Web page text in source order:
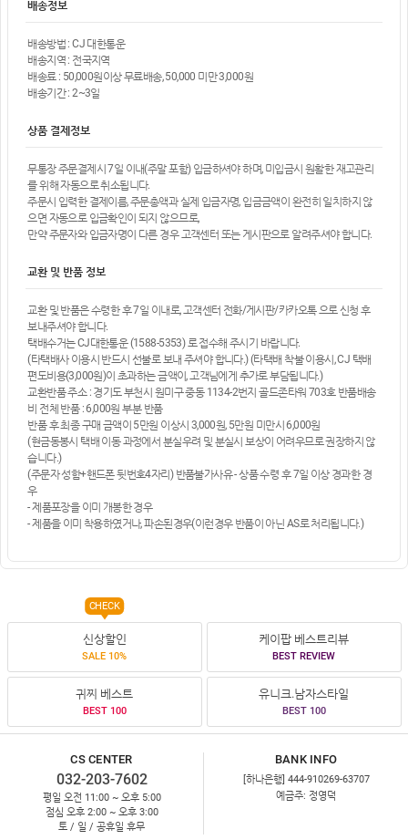
배송정보
배송방법 : CJ 대한통운
배송지역 : 전국지역
배송료 : 50,000원이상 무료배송, 50,000 미만 3,000원
배송기간 : 2~3일
상품 결제정보
무통장 주문결제시 7일 이내(주말 포함) 입금하셔야 하며, 미입금시 원활한 재고관리
를 위해 자동으로 취소됩니다.
주문시 입력한 결제이름, 주문총액과 실제 입금자명, 입금금액이 완전히 일치하지 않
으면 자동으로 입금확인이 되지 않으므로,
만약 주문자와 입금자명이 다른 경우 고객센터 또는 게시판으로 알려주셔야 합니다.
교환 및 반품 정보
교환 및 반품은 수령한 후 7일 이내로, 고객센터 전화/게시판/카카오톡 으로 신청 후
보내주셔야 합니다.
택배수거는 CJ대한통운 (1588-5353) 로 접수해 주시기 바랍니다.
(타택배사 이용시 반드시 선불로 보내 주셔야 합니다.) (타택배 착불 이용시, CJ 택배
편도비용(3,000원)이 초과하는 금액이, 고객님에게 추가로 부담됩니다.)
교환반품 주소 : 경기도 부천시 원미구 중동 1134-2번지 골드존타워 703호 반품배송
비 전체 반품 : 6,000원 부분 반품
반품 후 최종 구매 금액이 5만원 이상시 3,000원, 5만원 미만시 6,000원
(현금동봉시 택배 이동 과정에서 분실우려 및 분실시 보상이 어려우므로 권장하지 않
습니다.)
(주문자 성함+핸드폰 뒷번호4자리) 반품불가사유 - 상품 수령 후 7일 이상 경과한 경
우
- 제품포장을 이미 개봉한 경우
- 제품을 이미 착용하였거나, 파손된경우(이런경우 반품이 아닌 AS로 처리됩니다.)
신상할인
SALE 10%
CHECK
케이팝 베스트리뷰
BEST REVIEW
귀찌 베스트
BEST 100
유니크.남자스타일
BEST 100
CS CENTER
032-203-7602
평일 오전 11:00 ~ 오후 5:00
점심 오후 2:00 ~ 오후 3:00
토 / 일 / 공휴일 휴무
BANK INFO
[하나은행] 444-910269-63707
예금주: 정영덕